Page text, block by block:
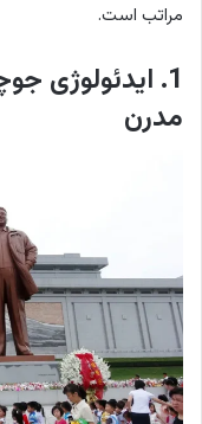
مراتب است.
1. ایدئولوژی
مدرن